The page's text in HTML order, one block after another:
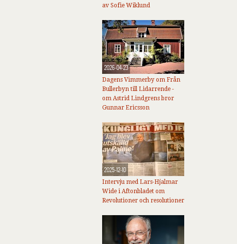
av Sofie Wiklund
2026-04-23
Dagens Vimmerby om Från
Bullerbyn till Lidarrende -
om Astrid Lindgrens bror
Gunnar Ericsson
2025-12-10
Intervju med Lars-Hjalmar
Wide i Aftonbladet om
Revolutioner och resolutioner